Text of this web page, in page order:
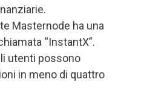
Masternode ha una
“InstantX”.
utenti possono
in meno di quattro